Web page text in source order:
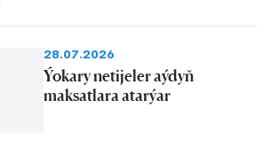
28.07.2026
Ýokary netijeler aýdyň
maksatlara atarýar